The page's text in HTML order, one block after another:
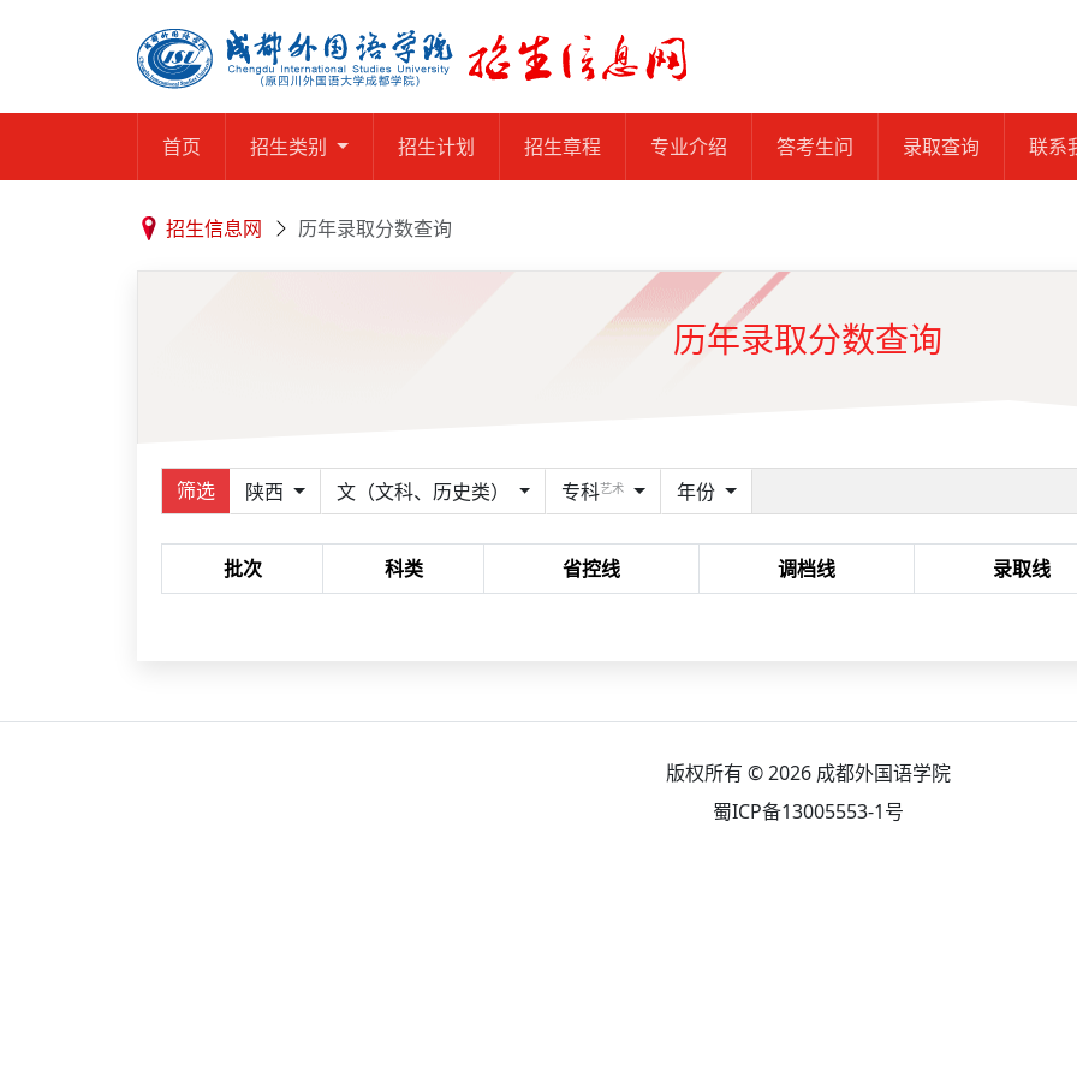
首页 招生类别 招生计划 招生章程 专业介绍 答考生问 录取查询 联系
招生信息网 历年录取分数查询
历年录取分数查询
筛选 陕西 文（文科、历史类） 专科艺术 年份
批次 科类 省控线 调档线 录取线
版权所有 © 2026 成都外国语学院
蜀ICP备13005553-1号